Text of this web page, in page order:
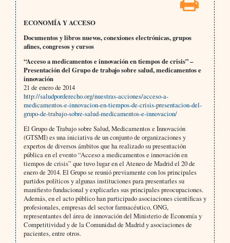
ECONOMÍA Y ACCESO
Documentos y libros nuevos, conexiones electrónicas, grupos
afines, congresos y cursos
“Acceso a medicamentos e innovación en tiempos de crisis” –
Presentación del Grupo de trabajo sobre salud, medicamentos e
innovación
21 de enero de 2014
http://saludporderecho.org/nuestras-acciones/acceso-a-
medicamentos-e-innovacion-en-tiempos-de-crisis-presentacion-del-
grupo-de-trabajo-sobre-salud-medicamentos-e-innovacion/
El Grupo de Trabajo sobre Salud, Medicamentos e Innovación
(GTSMI) es una iniciativa de un conjunto de organizaciones y
expertos de diversos ámbitos que ha realizado su presentación
pública en el evento “Acceso a medicamentos e innovación en
tiempos de crisis” que tuvo lugar en el Ateneo de Madrid el 20 de
enero de 2014. El Grupo se reunió previamente con los principales
partidos políticos y algunas instituciones para presentarles su
manifiesto fundacional y explicarles sus principales preocupaciones.
Además, en el acto público han participado asociaciones científicas y
profesionales, empresas del sector farmacéutico, ONG,
representantes del área de innovación del Ministerio de Economía y
Competitividad y de la Comunidad de Madrid y asociaciones de
pacientes, entre otros.